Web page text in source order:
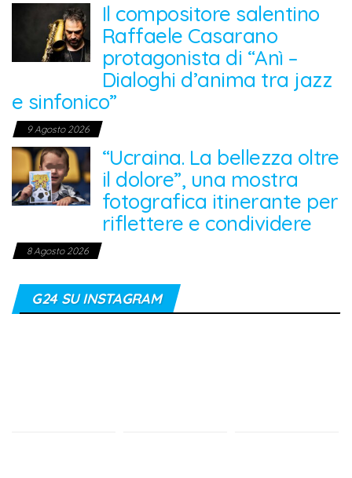
Il compositore salentino
Raffaele Casarano
protagonista di “Anì –
Dialoghi d’anima tra jazz
e sinfonico”
9 Agosto 2026
“Ucraina. La bellezza oltre
il dolore”, una mostra
fotografica itinerante per
riflettere e condividere
8 Agosto 2026
G24 SU INSTAGRAM